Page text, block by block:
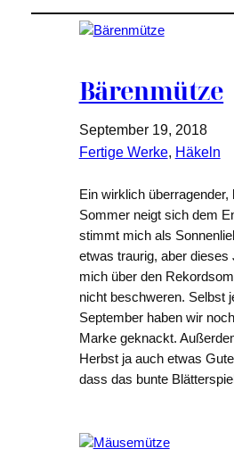
Bärenmütze
September 19, 2018
Fertige Werke, Häkeln
Ein wirklich überragender,
Sommer neigt sich dem
stimmt mich als
etwas traurig, aber dieses
mich über den
nicht beschweren. Selbst
September haben wir
Marke geknackt.
Herbst ja auch etwas
dass das bunte